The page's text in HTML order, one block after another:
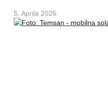
5. Aprila 2026.